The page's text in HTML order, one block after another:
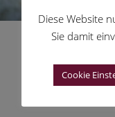
Diese Website
Sie damit
Cookie